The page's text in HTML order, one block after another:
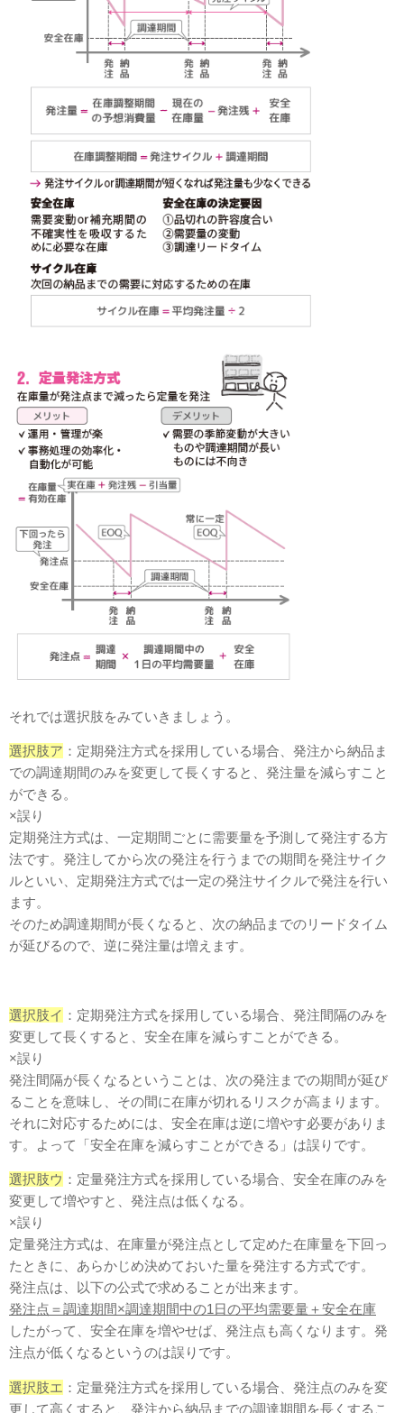
それでは選択肢をみていきましょう。
選択肢ア ：定期発注方式を採用している場合、発注から納品ま
での調達期間のみを変更して長くすると、発注量を減らすこと
ができる。
×誤り
定期発注方式は、一定期間ごとに需要量を予測して発注する方
法です。発注してから次の発注を行うまでの期間を発注サイク
ルといい、定期発注方式では一定の発注サイクルで発注を行い
ます。
そのため調達期間が長くなると、次の納品までのリードタイム
が延びるので、逆に発注量は増えます。
選択肢イ ：定期発注方式を採用している場合、発注間隔のみを
変更して長くすると、安全在庫を減らすことができる。
×誤り
発注間隔が長くなるということは、次の発注までの期間が延び
ることを意味し、その間に在庫が切れるリスクが高まります。
それに対応するためには、安全在庫は逆に増やす必要がありま
す。よって「安全在庫を減らすことができる」は誤りです。
選択肢ウ ：定量発注方式を採用している場合、安全在庫のみを
変更して増やすと、発注点は低くなる。
×誤り
定量発注方式は、在庫量が発注点として定めた在庫量を下回っ
たときに、あらかじめ決めておいた量を発注する方式です。
発注点は、以下の公式で求めることが出来ます。
発注点＝調達期間×調達期間中の1日の平均需要量＋安全在庫
したがって、安全在庫を増やせば、発注点も高くなります。発
注点が低くなるというのは誤りです。
選択肢エ ：定量発注方式を採用している場合、発注点のみを変
更して高くすると、発注から納品までの調達期間を長くするこ